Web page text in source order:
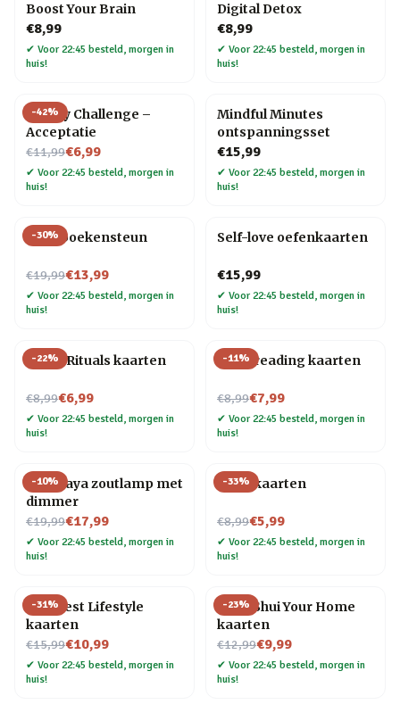
Boost Your Brain
€8,99
✔ Voor 22:45 besteld, morgen in
huis!
Digital Detox
€8,99
✔ Voor 22:45 besteld, morgen in
huis!
-42%
30 Day Challenge –
Acceptatie
€11,99
Nu voor€6,99
✔ Voor 22:45 besteld, morgen in
huis!
Mindful Minutes
ontspanningsset
€15,99
✔ Voor 22:45 besteld, morgen in
huis!
-30%
Yoga boekensteun
€19,99
Nu voor€13,99
✔ Voor 22:45 besteld, morgen in
huis!
Self-love oefenkaarten
€15,99
✔ Voor 22:45 besteld, morgen in
huis!
-22%
Moon Rituals kaarten
€8,99
Nu voor€6,99
✔ Voor 22:45 besteld, morgen in
huis!
-11%
Palm reading kaarten
€8,99
Nu voor€7,99
✔ Voor 22:45 besteld, morgen in
huis!
-10%
Himalaya zoutlamp met
dimmer
€19,99
Nu voor€17,99
✔ Voor 22:45 besteld, morgen in
huis!
-33%
Tarotkaarten
€8,99
Nu voor€5,99
✔ Voor 22:45 besteld, morgen in
huis!
-31%
Manifest Lifestyle
kaarten
€15,99
Nu voor€10,99
✔ Voor 22:45 besteld, morgen in
huis!
-23%
Feng Shui Your Home
kaarten
€12,99
Nu voor€9,99
✔ Voor 22:45 besteld, morgen in
huis!